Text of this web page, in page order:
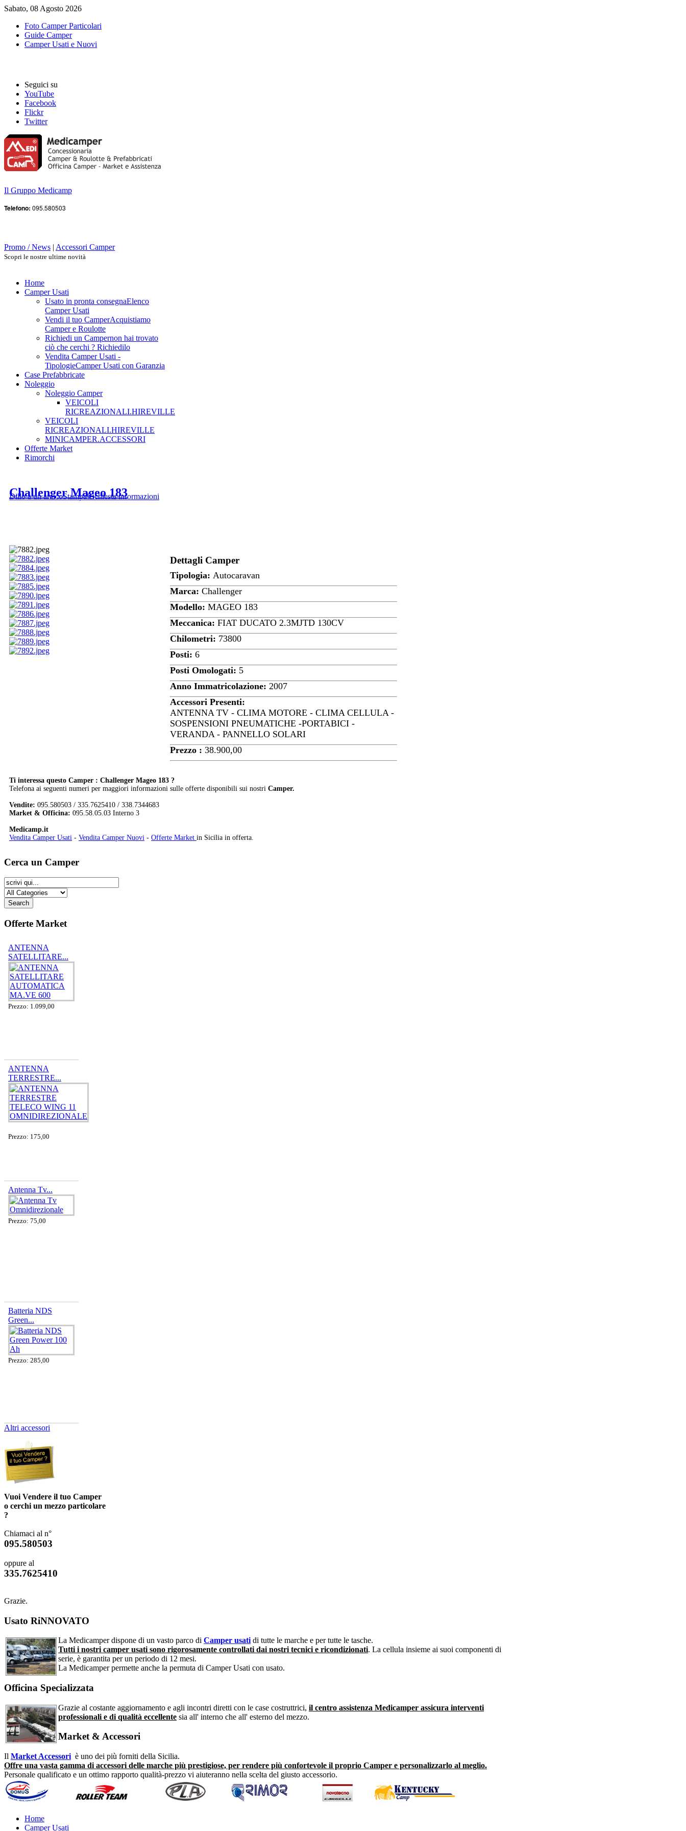
Sabato, 08 Agosto 2026
Foto Camper Particolari
Guide Camper
Camper Usati e Nuovi
Seguici su
YouTube
Facebook
Flickr
Twitter
Il Gruppo Medicamp
Telefono: 095.580503
Promo / News | Accessori Camper
Scopri le nostre ultime novità
Home
Camper Usati
Usato in pronta consegnaElenco
Camper Usati
Vendi il tuo CamperAcquistiamo
Camper e Roulotte
Richiedi un Campernon hai trovato
ciò che cerchi ? Richiedilo
Vendita Camper Usati -
TipologieCamper Usati con Garanzia
Case Prefabbricate
Noleggio
Noleggio Camper
VEICOLI
RICREAZIONALI.HIREVILLE
VEICOLI
RICREAZIONALI.HIREVILLE
MINICAMPER.ACCESSORI
Offerte Market
Rimorchi
Challenger Mageo 183
Dillo a un amicoStampaRichiesta informazioni
Dettagli Camper
Tipologia: Autocaravan
Marca: Challenger
Modello: MAGEO 183
Meccanica: FIAT DUCATO 2.3MJTD 130CV
Chilometri: 73800
Posti: 6
Posti Omologati: 5
Anno Immatricolazione: 2007
Accessori Presenti:
ANTENNA TV - CLIMA MOTORE - CLIMA CELLULA -
SOSPENSIONI PNEUMATICHE -PORTABICI -
VERANDA - PANNELLO SOLARI
Prezzo : 38.900,00
Ti interessa questo Camper : Challenger Mageo 183 ?
Telefona ai seguenti numeri per maggiori informazioni sulle offerte disponibili sui nostri Camper.
Vendite: 095.580503 / 335.7625410 / 338.7344683
Market & Officina: 095.58.05.03 Interno 3
Medicamp.it
Vendita Camper Usati - Vendita Camper Nuovi - Offerte Market in Sicilia in offerta.
Cerca un Camper
Offerte Market
ANTENNA
SATELLITARE...
Prezzo: 1.099,00
ANTENNA
TERRESTRE...
Prezzo: 175,00
Antenna Tv...
Prezzo: 75,00
Batteria NDS
Green...
Prezzo: 285,00
Altri accessori
Vuoi Vendere il tuo Camper
o cerchi un mezzo particolare
?
Chiamaci al n°
095.580503
oppure al
335.7625410
Grazie.
Usato RiNNOVATO
La Medicamper dispone di un vasto parco di Camper usati di tutte le marche e per tutte le tasche.
Tutti i nostri camper usati sono rigorosamente controllati dai nostri tecnici e ricondizionati. La cellula insieme ai suoi componenti di
serie, è garantita per un periodo di 12 mesi.
La Medicamper permette anche la permuta di Camper Usati con usato.
Officina Specializzata
Grazie al costante aggiornamento e agli incontri diretti con le case costruttrici, il centro assistenza Medicamper assicura interventi
professionali e di qualità eccellente sia all' interno che all' esterno del mezzo.
Market & Accessori
Il Market Accessori è uno dei più forniti della Sicilia.
Offre una vasta gamma di accessori delle marche più prestigiose, per rendere più confortevole il proprio Camper e personalizzarlo al meglio.
Personale qualificato e un ottimo rapporto qualità-prezzo vi aiuteranno nella scelta del giusto accessorio.
Home
Camper Usati